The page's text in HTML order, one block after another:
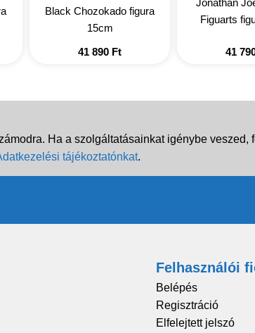
Black Chozokado figura
15cm
41 890 Ft
Jonathan
Figuarts
41
Ha a szolgáltatásainkat igénybe veszed,
tájékoztatónkat.
Felhasználói
Belépés
Regisztráció
Elfelejtett jelszó